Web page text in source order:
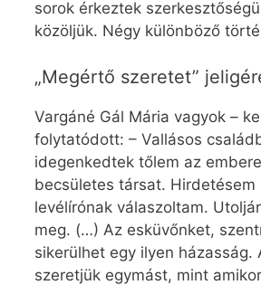
sorok érkeztek
közöljük. Négy különböző
„Megértő szeretet”
Vargáné Gál Mária vagyok –
folytatódott: – Vallásos
idegenkedtek tőlem az
becsületes társat.
levélírónak válaszoltam.
meg. (…) Az esküvőnket,
sikerülhet egy ilyen
szeretjük egymást, mint